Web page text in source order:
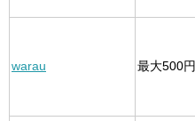
warau 最大500円